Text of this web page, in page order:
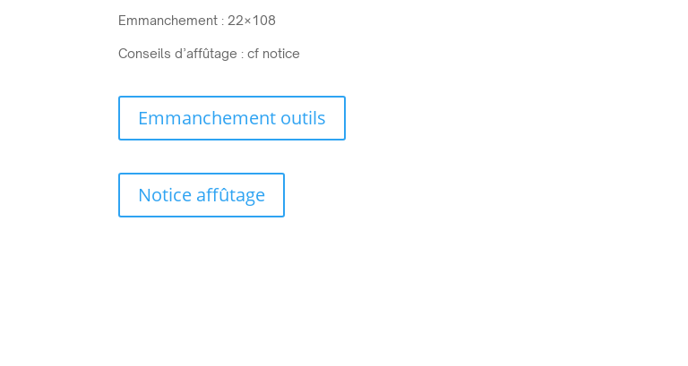
Emmanchement : 22×108
Conseils d’affûtage : cf notice
Emmanchement outils
Notice affûtage